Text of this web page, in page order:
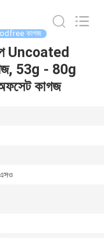
কাগজ
Uncoated
53g - 80g
কাগজ